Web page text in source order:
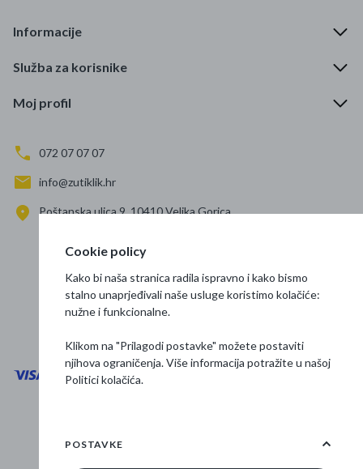
Ograničena cijena
Najpopularniji proizvodi
Roba s greškom
Informacije
Služba za korisnike
Moj profil
072 07 07 07
info@zutiklik.hr
Poštanska ulica 9, 10410 Velika Gorica
Prati nas
Osnovne informacije
Cookie policy
Kako bi naša stranica radila ispravno i kako bismo
stalno unaprjeđivali naše usluge koristimo kolačiće:
nužne i funkcionalne.
Klikom na "Prilagodi postavke" možete postaviti
njihova ograničenja. Više informacija potražite u našoj
Politici kolačića.
POSTAVKE